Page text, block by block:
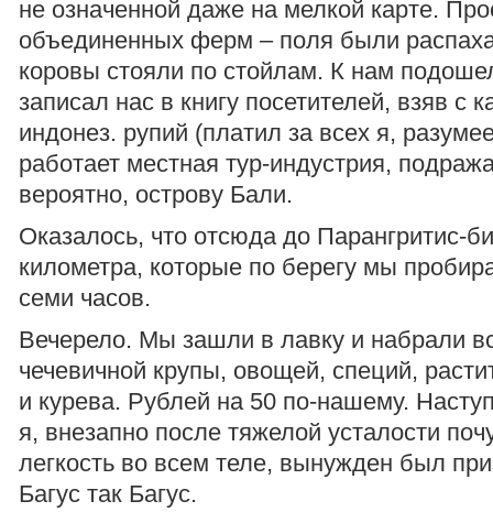
не означенной даже на мелкой карте.
объединенных ферм – поля были
коровы стояли по стойлам. К нам
записал нас в книгу посетителей, взяв с
индонез. рупий (платил за всех я,
работает местная тур-индустрия,
вероятно, острову Бали.
Оказалось, что отсюда до Парангритис-
километра, которые по берегу мы
семи часов.
Вечерело. Мы зашли в лавку и набрали
чечевичной крупы, овощей, специй,
и курева. Рублей на 50 по-нашему.
я, внезапно после тяжелой усталости
легкость во всем теле, вынужден был
Багус так Багус.